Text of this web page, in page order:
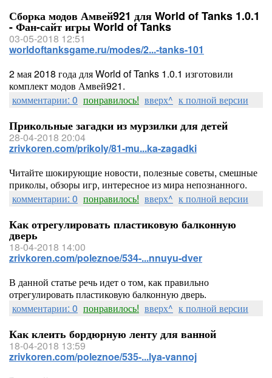
Сборка модов Амвей921 для World of Tanks 1.0.1
- Фан-сайт игры World of Tanks
03-05-2018 12:51
worldoftanksgame.ru/modes/2...-tanks-101
2 мая 2018 года для World of Tanks 1.0.1 изготовили
комплект модов Амвей921.
комментарии: 0 понравилось! вверх^ к полной версии
Прикольные загадки из мурзилки для детей
28-04-2018 20:04
zrivkoren.com/prikoly/81-mu...ka-zagadki
Читайте шокирующие новости, полезные советы, смешные
приколы, обзоры игр, интересное из мира непознанного.
комментарии: 0 понравилось! вверх^ к полной версии
Как отрегулировать пластиковую балконную
дверь
18-04-2018 14:00
zrivkoren.com/poleznoe/534-...nnuyu-dver
В данной статье речь идет о том, как правильно
отрегулировать пластиковую балконную дверь.
комментарии: 0 понравилось! вверх^ к полной версии
Как клеить бордюрную ленту для ванной
18-04-2018 13:59
zrivkoren.com/poleznoe/535-...lya-vannoj